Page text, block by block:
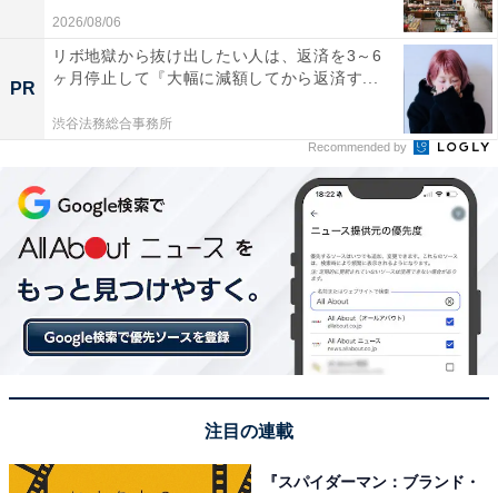
2026/08/06
PR
リボ地獄から抜け出したい人は、返済を3～6
ヶ月停止して『大幅に減額してから返済す...
渋谷法務総合事務所
Recommended by
注目の連載
『スパイダーマン：ブランド・